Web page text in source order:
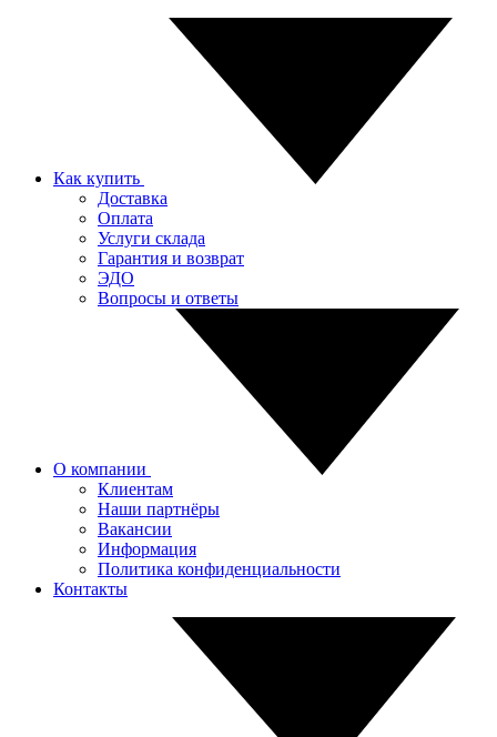
Как купить
Доставка
Оплата
Услуги склада
Гарантия и возврат
ЭДО
Вопросы и ответы
О компании
Клиентам
Наши партнёры
Вакансии
Информация
Политика конфиденциальности
Контакты